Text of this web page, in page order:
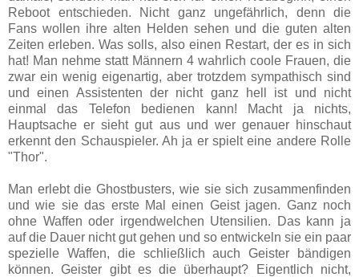
Reboot entschieden. Nicht ganz ungefährlich, denn die
Fans wollen ihre alten Helden sehen und die guten alten
Zeiten erleben. Was solls, also einen Restart, der es in sich
hat! Man nehme statt Männern 4 wahrlich coole Frauen, die
zwar ein wenig eigenartig, aber trotzdem sympathisch sind
und einen Assistenten der nicht ganz hell ist und nicht
einmal das Telefon bedienen kann! Macht ja nichts,
Hauptsache er sieht gut aus und wer genauer hinschaut
erkennt den Schauspieler. Ah ja er spielt eine andere Rolle
"Thor".
Man erlebt die Ghostbusters, wie sie sich zusammenfinden
und wie sie das erste Mal einen Geist jagen. Ganz noch
ohne Waffen oder irgendwelchen Utensilien. Das kann ja
auf die Dauer nicht gut gehen und so entwickeln sie ein paar
spezielle Waffen, die schließlich auch Geister bändigen
können. Geister gibt es die überhaupt? Eigentlich nicht,